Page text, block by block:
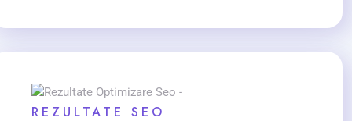
REZULTATE SEO